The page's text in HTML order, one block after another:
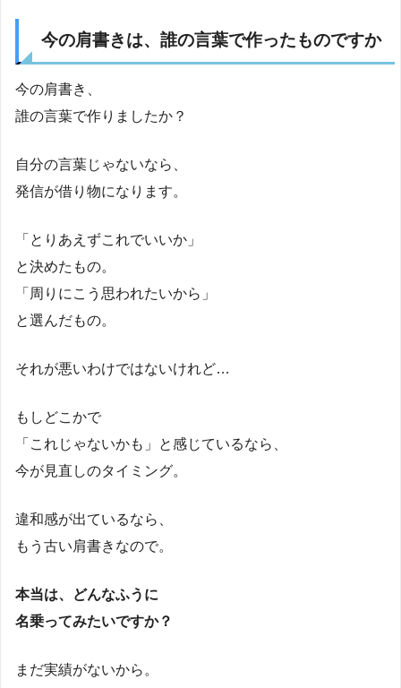
今の肩書きは、誰の言葉で作ったものですか
今の肩書き、
誰の言葉で作りましたか？
自分の言葉じゃないなら、
発信が借り物になります。
「とりあえずこれでいいか」
と決めたもの。
「周りにこう思われたいから」
と選んだもの。
それが悪いわけではないけれど…
もしどこかで
「これじゃないかも」と感じているなら、
今が見直しのタイミング。
違和感が出ているなら、
もう古い肩書きなので。
本当は、どんなふうに
名乗ってみたいですか？
まだ実績がないから。